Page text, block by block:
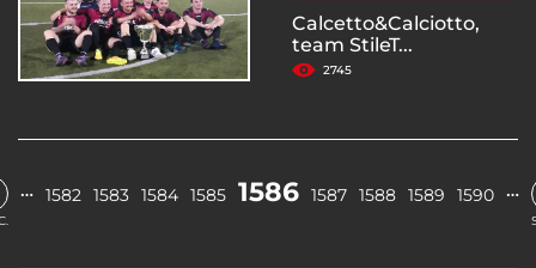
Calcetto&Calciotto,
team StileT...
2745
… 1582 1583 1584 1585 1586 1587 1588 1589 1590 …